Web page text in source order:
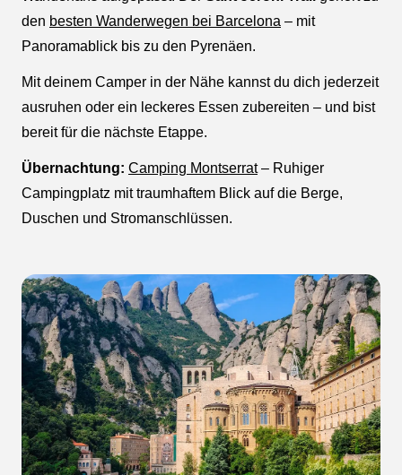
den besten Wanderwegen bei Barcelona – mit
Panoramablick bis zu den Pyrenäen.
Mit deinem Camper in der Nähe kannst du dich jederzeit
ausruhen oder ein leckeres Essen zubereiten – und bist
bereit für die nächste Etappe.
Übernachtung: Camping Montserrat– Ruhiger
Campingplatz mit traumhaftem Blick auf die Berge,
Duschen und Stromanschlüssen.